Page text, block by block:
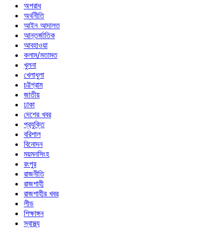
অপরাধ
অর্থনীতি
আইন আদালত
আন্তর্জাতিক
আবহাওয়া
কলাম/মতামত
খুলনা
খেলাধুলা
চট্টগ্রাম
জাতীয়
ঢাকা
দেশের খবর
প্রযুক্তি
বরিশাল
বিনোদন
ময়মনসিংহ
রংপুর
রাজনীতি
রাজশাহী
রাজশাহীর খবর
লীড
শিক্ষাঙ্গন
স্বাস্থ্য